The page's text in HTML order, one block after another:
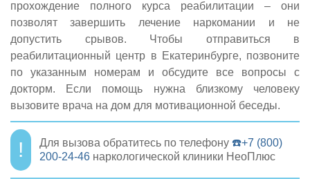
прохождение полного курса реабилитации – они
позволят завершить лечение наркомании и не
допустить срывов. Чтобы отправиться в
реабилитационный центр в Екатеринбурге, позвоните
по указанным номерам и обсудите все вопросы с
докторм. Если помощь нужна близкому человеку
вызовите врача на дом для мотивационной беседы.
Для вызова обратитесь по телефону ☎️+7 (800)
200-24-46 наркологической клиники НеоПлюс